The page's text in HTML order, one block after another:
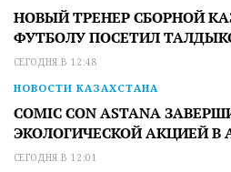
НОВЫЙ ТРЕНЕР СБОРНОЙ
ФУТБОЛУ ПОСЕТИЛ
СЕГОДНЯ В 12:48
НОВОСТИ КАЗАХСТАНА
COMIC CON ASTANA
ЭКОЛОГИЧЕСКОЙ АКЦИЕЙ В
СЕГОДНЯ В 12:01